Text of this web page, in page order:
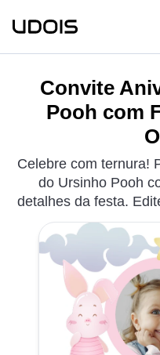
Convite
Pooh com
Celebre com ternura!
do Ursinho Pooh
detalhes da festa.